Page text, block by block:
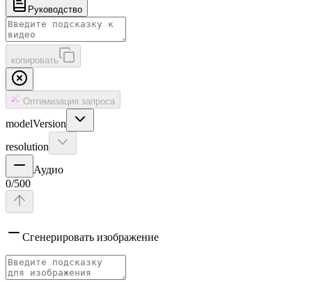
Руководство
копировать
Оптимизация запроса
modelVersion
resolution
Аудио
0/500
Сгенерировать изображение